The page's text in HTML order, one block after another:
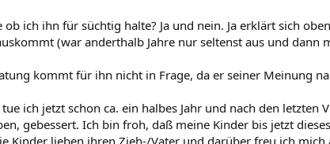
ob ich ihn für süchtig halte? Ja und nein. Ja erklärt sich
(war anderthalb Jahre nur seltenst aus und dann
kommt für ihn nicht in Frage, da er seiner Meinung
ich jetzt schon ca. ein halbes Jahr und nach den letzten
gebessert. Ich bin froh, daß meine Kinder bis jetzt
Kinder lieben ihren Zieh-/Vater und darüber freu ich